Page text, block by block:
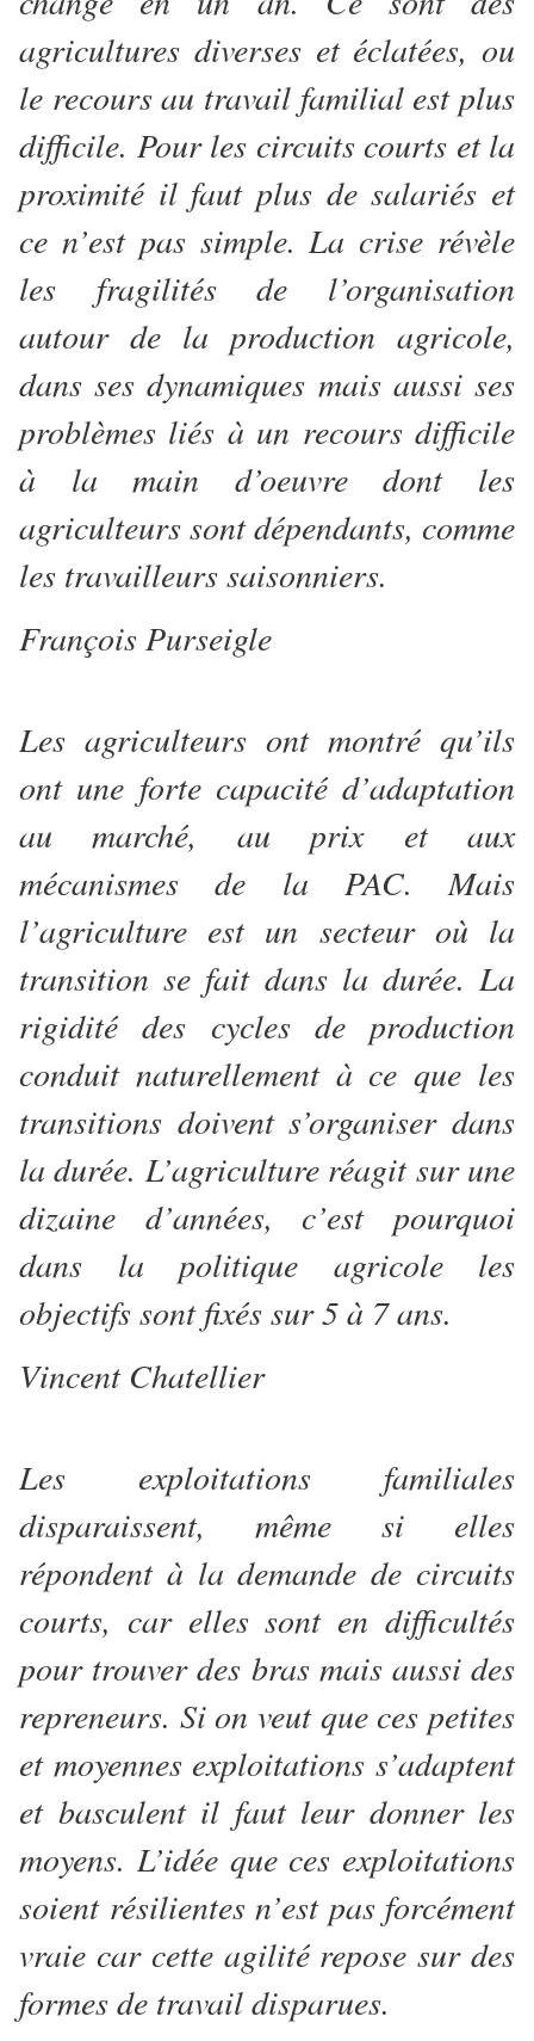
agricultures diverses et éclatées, ou
le recours au travail familial est plus
difficile. Pour les circuits courts et la
proximité il faut plus de salariés et
ce n’est pas simple. La crise révèle
les fragilités de l’organisation
autour de la production agricole,
dans ses dynamiques mais aussi ses
problèmes liés à un recours difficile
à la main d’oeuvre dont les
agriculteurs sont dépendants, comme
les travailleurs saisonniers.
François Purseigle
Les agriculteurs ont montré qu’ils
ont une forte capacité d’adaptation
au marché, au prix et aux
mécanismes de la PAC. Mais
l’agriculture est un secteur où la
transition se fait dans la durée. La
rigidité des cycles de production
conduit naturellement à ce que les
transitions doivent s’organiser dans
la durée. L’agriculture réagit sur une
dizaine d’années, c’est pourquoi
dans la politique agricole les
objectifs sont fixés sur 5 à 7 ans.
Vincent Chatellier
Les exploitations familiales
disparaissent, même si elles
répondent à la demande de circuits
courts, car elles sont en difficultés
pour trouver des bras mais aussi des
repreneurs. Si on veut que ces petites
et moyennes exploitations s’adaptent
et basculent il faut leur donner les
moyens. L’idée que ces exploitations
soient résilientes n’est pas forcément
vraie car cette agilité repose sur des
formes de travail disparues.